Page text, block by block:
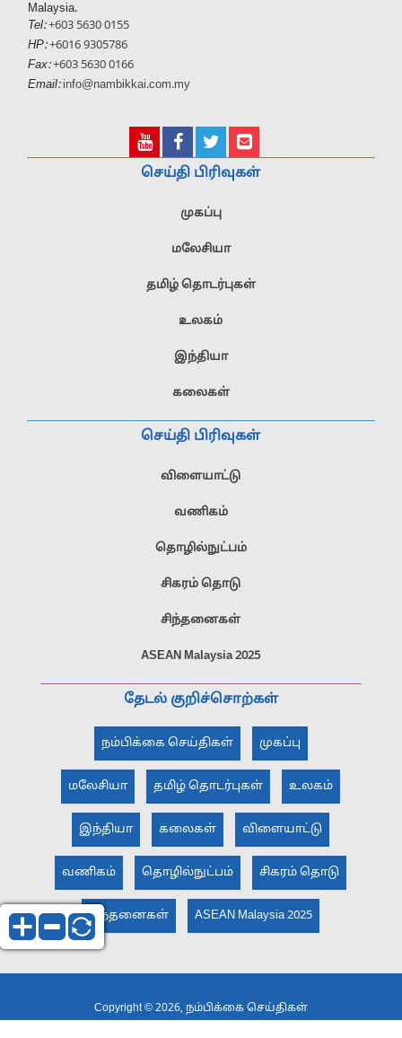
Malaysia.
Tel:+603 5630 0155
HP:+6016 9305786
Fax: +603 5630 0166
Email: info@nambikkai.com.my
செய்தி பிரிவுகள்
முகப்பு
மலேசியா
தமிழ் தொடர்புகள்
உலகம்
இந்தியா
கலைகள்
செய்தி பிரிவுகள்
விளையாட்டு
வணிகம்
தொழில்நுட்பம்
சிகரம் தொடு
சிந்தனைகள்
ASEAN Malaysia 2025
தேடல் குறிச்சொற்கள்
நம்பிக்கை செய்திகள் முகப்பு
மலேசியா தமிழ் தொடர்புகள் உலகம்
இந்தியா கலைகள் விளையாட்டு
வணிகம் தொழில்நுட்பம் சிகரம் தொடு
சிந்தனைகள் ASEAN Malaysia 2025
Copyright © 2026, நம்பிக்கை செய்திகள்